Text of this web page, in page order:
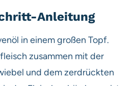
Anleitung
in einem großen Topf.
zusammen mit der
und dem zerdrückten